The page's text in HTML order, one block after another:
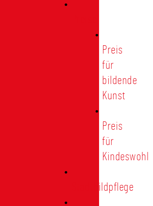
Preis
für
bildende
Kunst
Preis
für
Kindeswohl
Stadtbildpflege